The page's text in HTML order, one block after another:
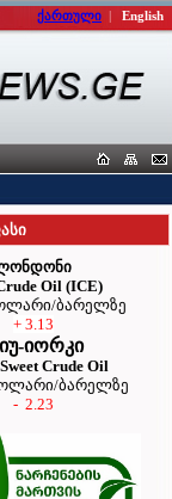
ქართული | English
Oil (ICE)
ბარელზე
+ 3.13
იორკი
Crude Oil
ბარელზე
- 2.23